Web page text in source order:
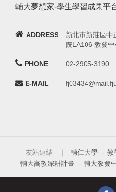
輔大夢想家-學生學習成果平
ADDRESS
新北市新莊區中
院LA106 教發中
PHONE 02-2905-3190
E-MAIL
友站連結 ｜ 輔仁大學 - 教
輔大高教深耕計畫 - 輔大教發